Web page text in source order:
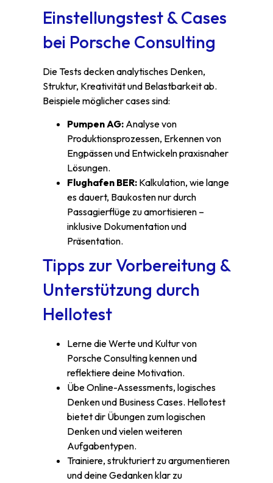
Einstellungstest & Cases
bei Porsche Consulting
Die Tests decken analytisches Denken,
Struktur, Kreativität und Belastbarkeit ab.
Beispiele möglicher cases sind:
Pumpen AG: Analyse von
Produktionsprozessen, Erkennen von
Engpässen und Entwickeln praxisnaher
Lösungen.
Flughafen BER: Kalkulation, wie lange
es dauert, Baukosten nur durch
Passagierflüge zu amortisieren –
inklusive Dokumentation und
Präsentation.
Tipps zur Vorbereitung &
Unterstützung durch
Hellotest
Lerne die Werte und Kultur von
Porsche Consulting kennen und
reflektiere deine Motivation.
Übe Online-Assessments, logisches
Denken und Business Cases. Hellotest
bietet dir Übungen zum logischen
Denken und vielen weiteren
Aufgabentypen.
Trainiere, strukturiert zu argumentieren
und deine Gedanken klar zu